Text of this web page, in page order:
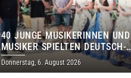
40 JUNGE MUSIKERINNEN UND
MUSIKER SPIELTEN DEUTSCH-
BRASILIANISCHES
THOLEY
Donnerstag, 6. August 2026